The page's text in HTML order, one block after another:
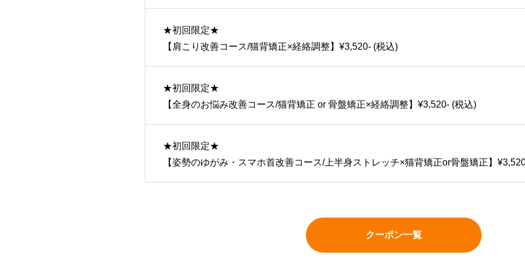
★初回限定★
【肩こり改善コース/猫背矯正×経絡調整】¥3,520- (税込)
★初回限定★
【全身のお悩み改善コース/猫背矯正 or 骨盤矯正×経絡調整】¥3,520- (税込)
★初回限定★
【姿勢のゆがみ・スマホ首改善コース/上半身ストレッチ×猫背矯正or骨盤矯正】
クーポン一覧